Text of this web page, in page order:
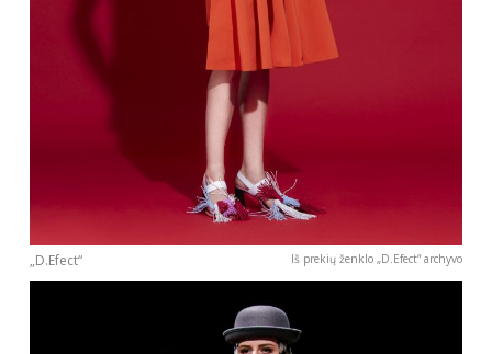
ĮDOMYBĖS
„D.Efect“ Iš prekių ženklo „D.Efect“ archyvo